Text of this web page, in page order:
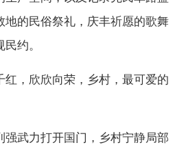
地的民俗祭礼，庆丰祈愿的歌舞
约。
红，欣欣向荣，乡村，最可爱的
强武力打开国门，乡村宁静局部